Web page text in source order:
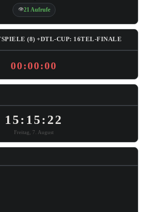
👁21 Aufrufe
(8) +DTL-CUP: 16TEL-FINALE
00:00:00
15:15:23
Freitag, 7. August